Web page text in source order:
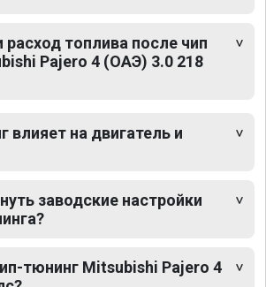
расход топлива после чип
Pajero 4 (ОАЭ) 3.0 218
влияет на двигатель и
заводские настройки
тюнинг Mitsubishi Pajero 4